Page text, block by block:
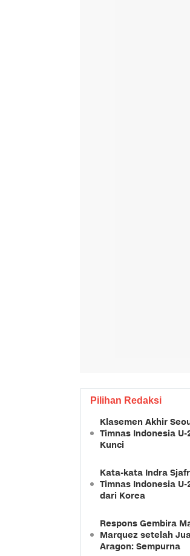
Pilihan Redaksi
Klasemen Akhir
Timnas Indonesia U-
Kunci
Kata-kata Indra
Timnas Indonesia U-
dari Korea
Respons Gembira
Marquez setelah
Aragon: Sempurna